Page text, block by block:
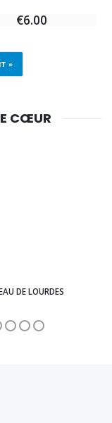
€6.00
»
CŒUR
DE LOURDES